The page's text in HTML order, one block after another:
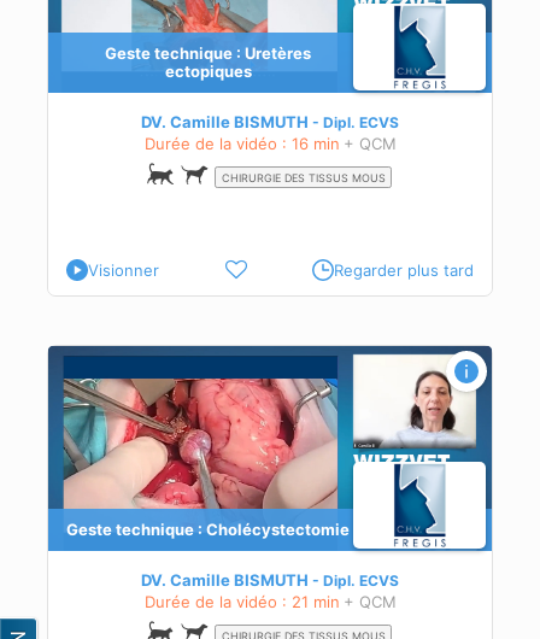
Geste technique : Uretères
ectopiques
DV. Camille BISMUTH Dipl. ECVS
Durée de la vidéo : 16 min + QCM
CHIRURGIE DES TISSUS MOUS
Visionner Regarder plus tard
Geste technique : Cholécystectomie
DV. Camille BISMUTH Dipl. ECVS
Durée de la vidéo : 21 min + QCM
CHIRURGIE DES TISSUS MOUS